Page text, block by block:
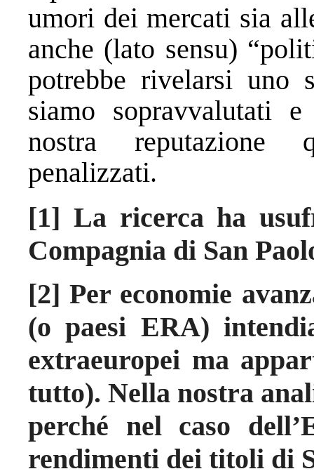
umori dei mercati sia
anche (lato sensu)
potrebbe rivelarsi uno
siamo sopravvalutati
nostra reputazione
penalizzati.
[1] La ricerca ha
Compagnia di San
[2] Per economie
(o paesi ERA)
extraeuropei ma
tutto). Nella nostra
perché nel caso
rendimenti dei titoli di